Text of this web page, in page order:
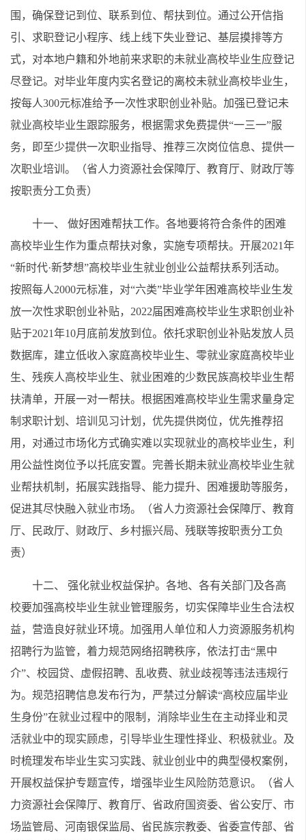
围，确保登记到位、联系到位、帮扶到位。通过公开信指
引、求职登记小程序、线上线下失业登记、基层摸排等方
式，对本地户籍和外地前来求职的未就业高校毕业生应登记
尽登记。对毕业年度内实名登记的离校未就业高校毕业生，
按每人300元标准给予一次性求职创业补贴。加强已登记未
就业高校毕业生跟踪服务，根据需求免费提供“一三一”服
务，即至少提供一次职业指导、推荐三次岗位信息、提供一
次职业培训。（省人力资源社会保障厅、教育厅、财政厅等
按职责分工负责）
十一、 做好困难帮扶工作。各地要将符合条件的困难
高校毕业生作为重点帮扶对象，实施专项帮扶。开展2021年
“新时代·新梦想”高校毕业生就业创业公益帮扶系列活动。
按照每人2000元标准，对“六类”毕业学年困难高校毕业生发
放一次性求职创业补贴，2022届困难高校毕业生求职创业补
贴于2021年10月底前发放到位。依托求职创业补贴发放人员
数据库，建立低收入家庭高校毕业生、零就业家庭高校毕业
生、残疾人高校毕业生、就业困难的少数民族高校毕业生帮
扶清单，开展一对一帮扶。根据困难高校毕业生需求量身定
制求职计划、培训见习计划，优先提供岗位，优先推荐招
用，对通过市场化方式确实难以实现就业的高校毕业生，利
用公益性岗位予以托底安置。完善长期未就业高校毕业生就
业帮扶机制，拓展实践指导、能力提升、困难援助等服务，
促进其尽快融入就业市场。（省人力资源社会保障厅、教育
厅、民政厅、财政厅、乡村振兴局、残联等按职责分工负
责）
十二、 强化就业权益保护。各地、各有关部门及各高
校要加强高校毕业生就业管理服务，切实保障毕业生合法权
益，营造良好就业环境。加强用人单位和人力资源服务机构
招聘行为监管，着力规范网络招聘秩序，依法打击“黑中
介”、校园贷、虚假招聘、乱收费、就业歧视等违法违规行
为。规范招聘信息发布行为，严禁过分解读“高校应届毕业
生身份”在就业过程中的限制，消除毕业生在主动择业和灵
活就业中的现实顾虑，引导毕业生理性择业、积极就业。及
时梳理发布毕业生实习实践、就业创业中的典型侵权案例，
开展权益保护专题宣传，增强毕业生风险防范意识。（省人
力资源社会保障厅、教育厅、省政府国资委、省公安厅、市
场监管局、河南银保监局、省民族宗教委、省委宣传部、省